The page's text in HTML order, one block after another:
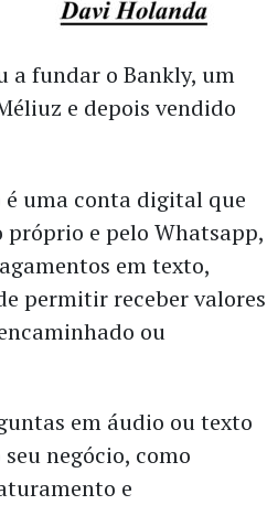
a fundar o Bankly, um
e depois vendido
é uma conta digital que
e pelo Whatsapp,
em texto,
permitir receber valores
ou
em áudio ou texto
negócio, como
e